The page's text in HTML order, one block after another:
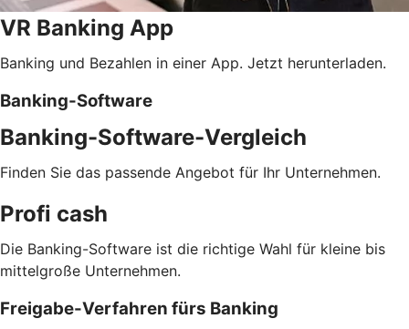
VR Banking App
Banking und Bezahlen in einer App. Jetzt herunterladen.
Banking-Software
Banking-Software-Vergleich
Finden Sie das passende Angebot für Ihr Unternehmen.
Profi cash
Die Banking-Software ist die richtige Wahl für kleine bis
mittelgroße Unternehmen.
Freigabe-Verfahren fürs Banking